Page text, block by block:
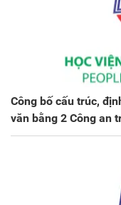
Công bố cấu trúc,
văn bằng 2 Công an